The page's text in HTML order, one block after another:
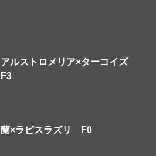
アルストロメリア×ターコイズ
F3
蘭×ラピスラズリ F0